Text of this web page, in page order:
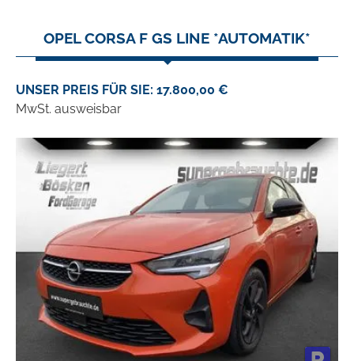
OPEL CORSA F GS LINE *AUTOMATIK*
UNSER PREIS FÜR SIE: 17.800,00 €
MwSt. ausweisbar